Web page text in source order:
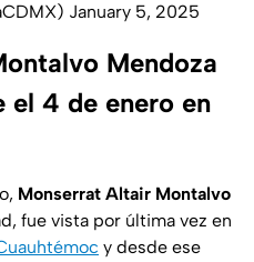
January 5, 2025
Mendoza
el 4 de enero en
Monserrat Altair Montalvo
fue vista por última vez en
y desde ese